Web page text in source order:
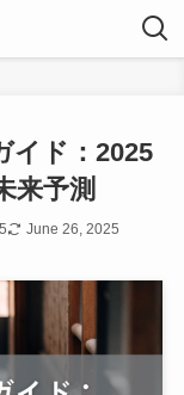
イド：2025
来予測
June 26, 2025